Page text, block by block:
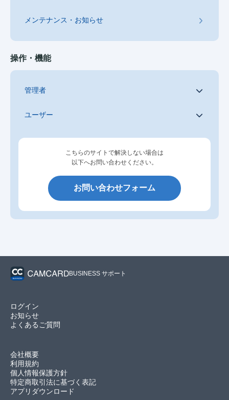
メンテナンス・お知らせ
操作・機能
管理者
ユーザー
こちらのサイトで解決しない場合は
以下へお問い合わせください。
お問い合わせフォーム
BUSINESS サポート
ログイン
お知らせ
よくあるご質問
会社概要
利用規約
個人情報保護方針
特定商取引法に基づく表記
アプリダウンロード